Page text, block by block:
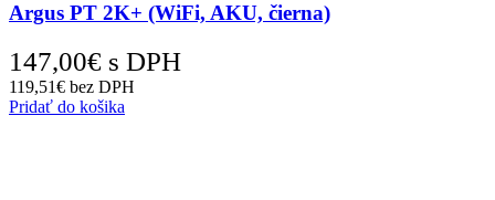
Argus PT 2K+ (WiFi, AKU, čierna)
147,00€ s DPH
119,51€ bez DPH
Pridať do košika